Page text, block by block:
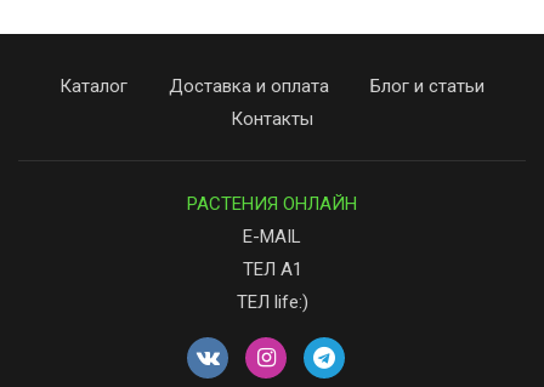
Каталог Доставка и оплата
Блог и статьи
Контакты
РАСТЕНИЯ ОНЛАЙН
E-MAIL
ТЕЛ А1
ТЕЛ life:)